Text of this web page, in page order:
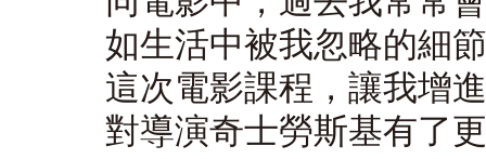
如生活中被我忽略的細
這次電影課程，讓我增
對導演奇士勞斯基有了